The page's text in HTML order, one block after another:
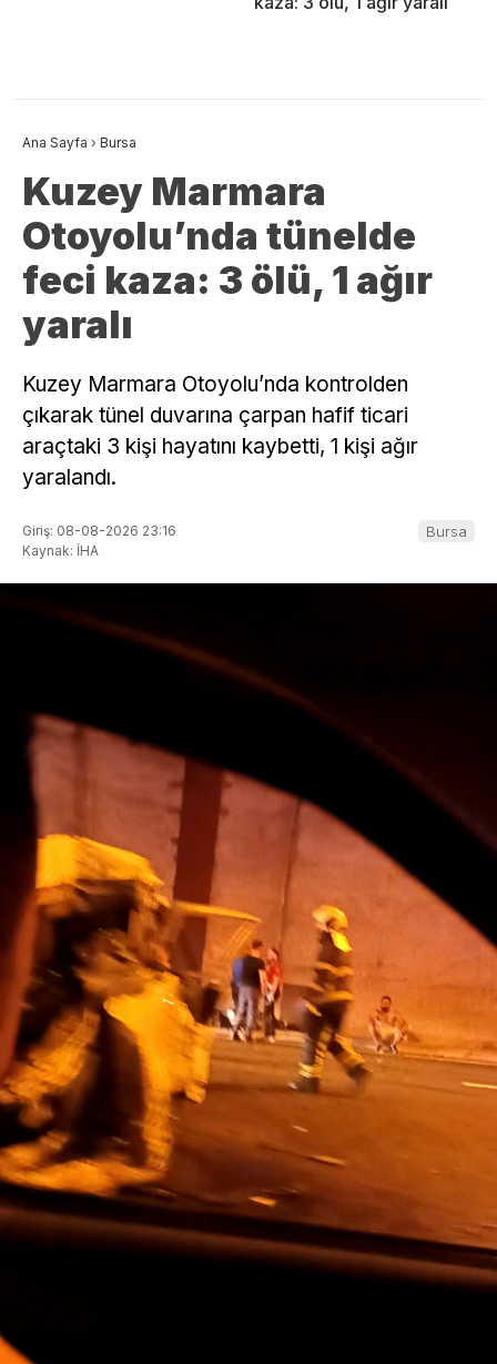
Ana Sayfa › Bursa
Kuzey Marmara
Otoyolu’nda tünelde
feci kaza: 3 ölü, 1 ağır
yaralı
Kuzey Marmara Otoyolu’nda kontrolden
çıkarak tünel duvarına çarpan hafif ticari
araçtaki 3 kişi hayatını kaybetti, 1 kişi ağır
yaralandı.
Giriş: 08-08-2026 23:16
Kaynak: İHA
Bursa